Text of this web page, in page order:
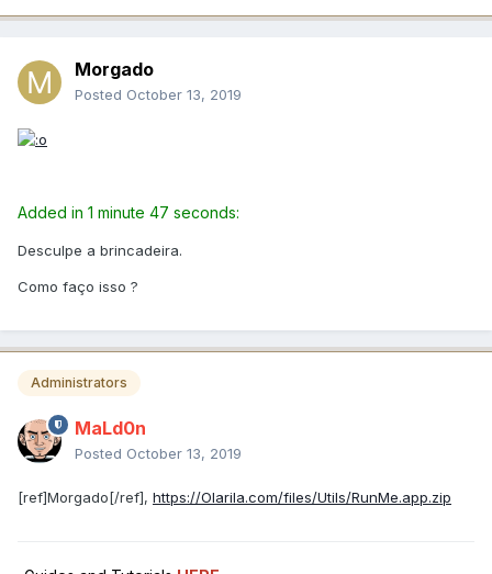
Morgado
Posted October 13, 2019
Added in 1 minute 47 seconds:
Desculpe a brincadeira.
Como faço isso ?
Administrators
MaLd0n
Posted October 13, 2019
[ref]Morgado[/ref], https://Olarila.com/files/Utils/RunMe.app.zip